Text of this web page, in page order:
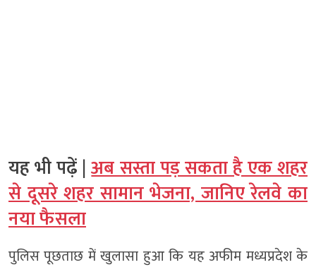
यह भी पढ़ें |अब सस्ता पड़ सकता है एक शहर
से दूसरे शहर सामान भेजना, जानिए रेलवे का
नया फैसला
पुलिस पूछताछ में खुलासा हुआ कि यह अफीम मध्यप्रदेश के